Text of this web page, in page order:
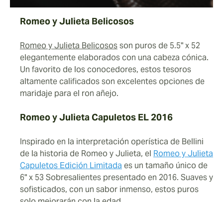
Romeo y Julieta Belicosos
Romeo y Julieta Belicososson puros de 5.5" x 52
elegantemente elaborados con una cabeza cónica.
Un favorito de los conocedores, estos tesoros
altamente calificados son excelentes opciones de
maridaje para el ron añejo.
Romeo y Julieta Capuletos EL 2016
Inspirado en la interpretación operística de Bellini
de la historia de Romeo y Julieta, el Romeo y Julieta
Capuletos Edición Limitada es un tamaño único de
6" x 53 Sobresalientes presentado en 2016. Suaves y
sofisticados, con un sabor inmenso, estos puros